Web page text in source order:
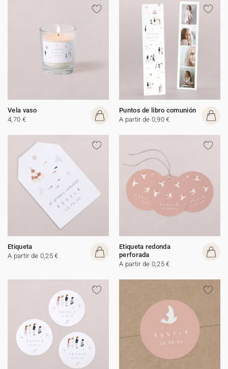
Vela vaso
4,70 €
Puntos de libro comunión
A partir de 0,90 €
Etiqueta
A partir de 0,25 €
Etiqueta redonda
perforada
A partir de 0,25 €